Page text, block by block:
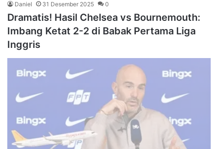
Daniel 31 Desember 2025 0
Dramatis! Hasil Chelsea vs Bournemouth:
Imbang Ketat 2-2 di Babak Pertama Liga
Inggris